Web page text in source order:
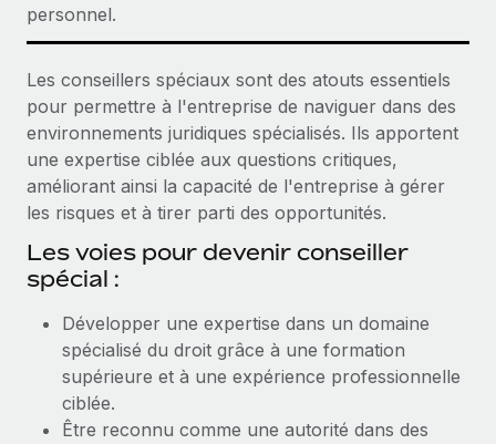
personnel.
Les conseillers spéciaux sont des atouts essentiels
pour permettre à l'entreprise de naviguer dans des
environnements juridiques spécialisés. Ils apportent
une expertise ciblée aux questions critiques,
améliorant ainsi la capacité de l'entreprise à gérer
les risques et à tirer parti des opportunités.
Les voies pour devenir conseiller
spécial :
Développer une expertise dans un domaine
spécialisé du droit grâce à une formation
supérieure et à une expérience professionnelle
ciblée.
Être reconnu comme une autorité dans des